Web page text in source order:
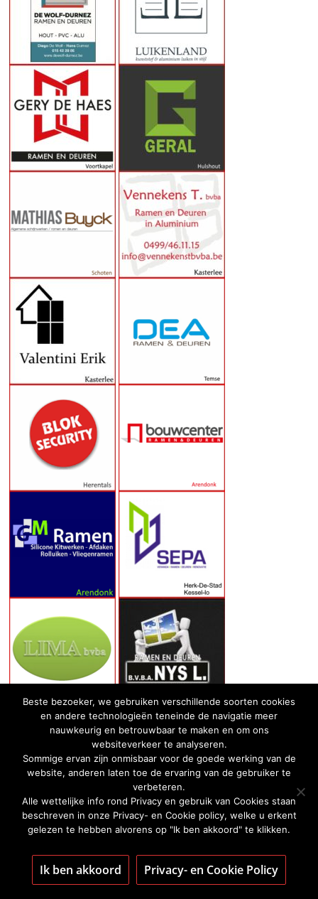
Beste bezoeker, we gebruiken verschillende soorten cookies
en andere technologieën teneinde de navigatie meer
nauwkeurig en betrouwbaar te maken en om ons
websiteverkeer te analyseren.
Sommige ervan zijn onmisbaar voor de goede werking van de
website, anderen laten toe de ervaring van de gebruiker te
verbeteren.
Alle wettelijke info rond Privacy en gebruik van Cookies staan
beschreven in onze Privacy- en Cookie policy, welke u erkent
gelezen te hebben alvorens op "Ik ben akkoord" te klikken.
Ik ben akkoord Privacy- en Cookie Policy